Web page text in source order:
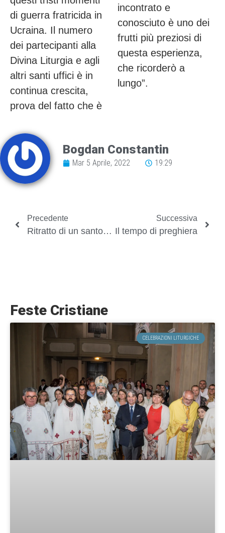
di guerra fratricida in
Ucraina. Il numero
dei partecipanti alla
Divina Liturgia e agli
altri santi uffici è in
continua crescita,
prova del fatto che è
incontrato e
conosciuto è uno dei
frutti più preziosi di
questa esperienza,
che ricorderò a
lungo”.
Bogdan Constantin
Mar 5 Aprile, 2022 19:29
Precedente
Ritratto di un santo – San Silvano nei ricordi di padre Sofronio
Successiva
Il tempo di preghiera
Feste Cristiane
CELEBRAZIONI LITURGICHE